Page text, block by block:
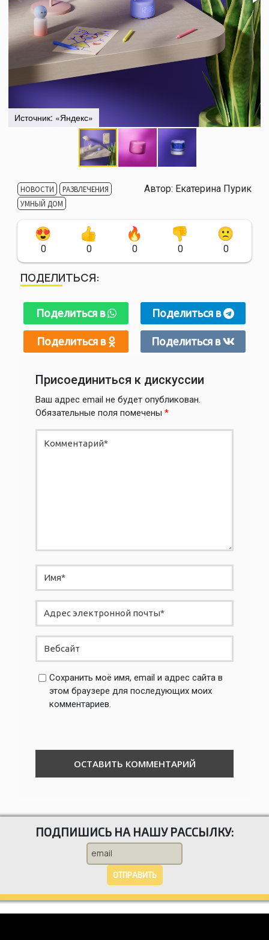
Источник: «Яндекс»
НОВОСТИ
РАЗВЛЕЧЕНИЯ
УМНЫЙ ДОМ
Автор: Екатерина Пурик
0 0 0 0 0
ПОДЕЛИТЬСЯ:
Поделиться в Поделиться в
Поделиться в Поделиться в
Присоединиться к дискуссии
Ваш адрес email не будет опубликован.
Обязательные поля помечены *
Сохранить моё имя, email и адрес сайта в
этом браузере для последующих моих
комментариев.
ПОДПИШИСЬ НА НАШУ РАССЫЛКУ:
ОТПРАВИТЬ